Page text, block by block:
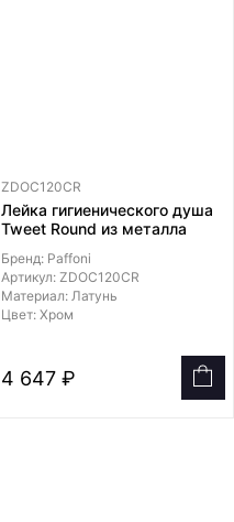
ZDOC120CR
Лейка гигиенического душа
Tweet Round из металла
Бренд: Paffoni
Артикул: ZDOC120CR
Материал: Латунь
Цвет: Хром
4 647 ₽